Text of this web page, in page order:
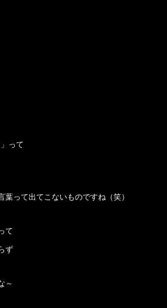
って
って出てこないものですね（笑）
て
ず
～